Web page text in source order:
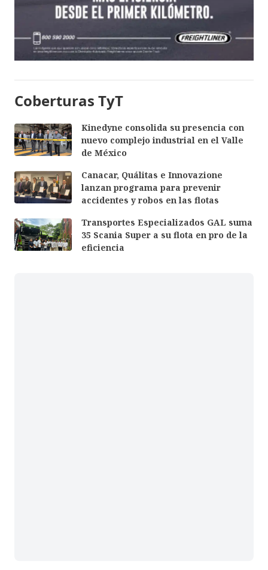
Coberturas TyT
Kinedyne consolida su presencia con
nuevo complejo industrial en el Valle
de México
Canacar, Quálitas e Innovazione
lanzan programa para prevenir
accidentes y robos en las flotas
Transportes Especializados GAL suma
35 Scania Super a su flota en pro de la
eficiencia